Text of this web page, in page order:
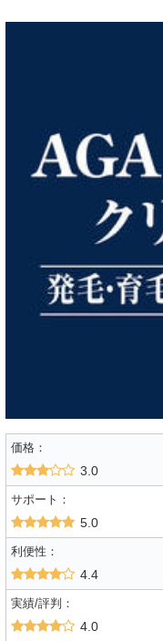
価格：
3.0
サポート：
5.0
利便性：
4.4
実績/評判：
4.0